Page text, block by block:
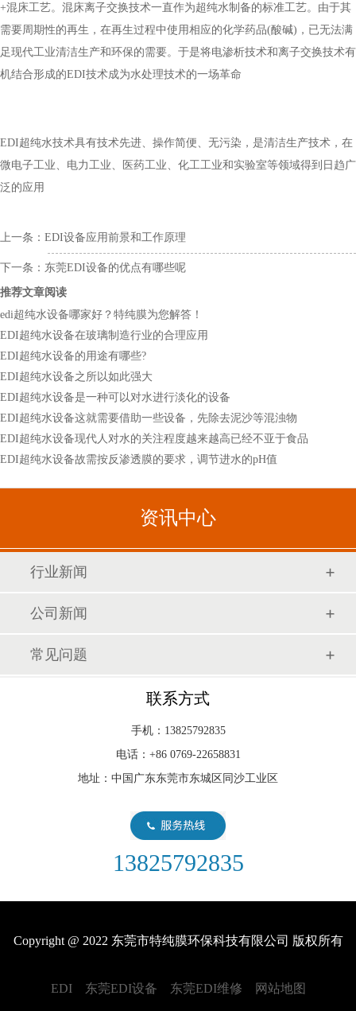
+混床工艺。混床离子交换技术一直作为超纯水制备的标准工艺。由于其
需要周期性的再生，在再生过程中使用相应的化学药品(酸碱)，已无法满
足现代工业清洁生产和环保的需要。于是将电渗析技术和离子交换技术有
机结合形成的EDI技术成为水处理技术的一场革命
EDI超纯水技术具有技术先进、操作简便、无污染，是清洁生产技术，在
微电子工业、电力工业、医药工业、化工工业和实验室等领域得到日趋广
泛的应用
上一条： EDI设备应用前景和工作原理
下一条： 东莞EDI设备的优点有哪些呢
推荐文章阅读
edi超纯水设备哪家好？特纯膜为您解答！
EDI超纯水设备在玻璃制造行业的合理应用
EDI超纯水设备的用途有哪些?
EDI超纯水设备之所以如此强大
EDI超纯水设备是一种可以对水进行淡化的设备
EDI超纯水设备这就需要借助一些设备，先除去泥沙等混浊物
EDI超纯水设备现代人对水的关注程度越来越高已经不亚于食品
EDI超纯水设备故需按反渗透膜的要求，调节进水的pH值
资讯中心
行业新闻
公司新闻
常见问题
联系方式
手机：13825792835
电话：+86 0769-22658831
地址：中国广东东莞市东城区同沙工业区
13825792835
Copyright @ 2022 东莞市特纯膜环保科技有限公司 版权所有
EDI 东莞EDI设备 东莞EDI维修 网站地图